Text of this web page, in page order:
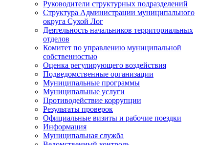
Руководители структурных подразделений
Структура Администрации муниципального
округа Сухой Лог
Деятельность начальников территориальных
отделов
Комитет по управлению муниципальной
собственностью
Оценка регулирующего воздействия
Подведомственные организации
Муниципальные программы
Муниципальные услуги
Противодействие коррупции
Результаты проверок
Официальные визиты и рабочие поездки
Информация
Муниципальная служба